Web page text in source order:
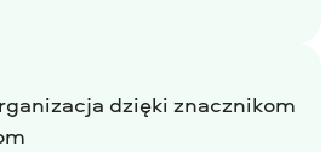
dzięki znacznikom